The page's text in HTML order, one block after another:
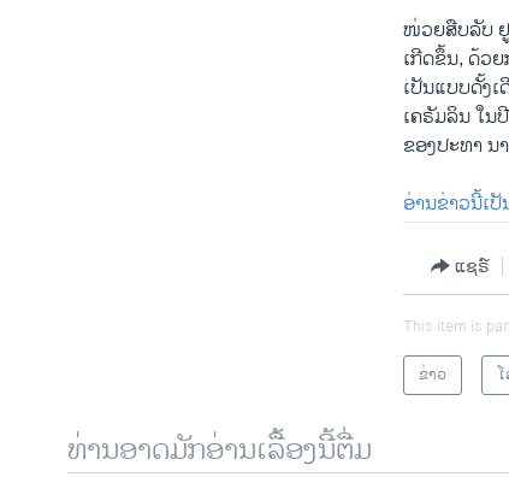
ໜ່ວຍສືບລັບ ຢູ
ເກີດ​ຂຶ້​ນ, ດ້ວ
ເປັນແບບດັ້ງ
ເຄຣັມລິນ ໃນ
ຂອງປະທາ ນ
ອ່ານຂ່າວນີ້ເ
ແຊຣ໌
This item is
ຂ່າວ
ທ່ານອາດມັກອ່ານເລື້ອງນີ້ຕື່ມ